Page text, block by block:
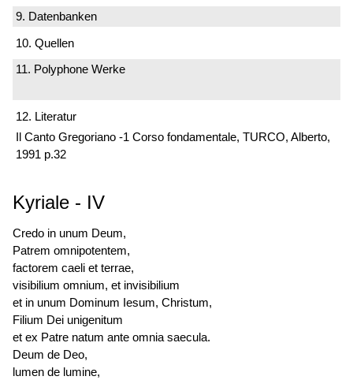
9. Datenbanken
10. Quellen
11. Polyphone Werke
12. Literatur
Il Canto Gregoriano -1 Corso fondamentale, TURCO, Alberto,
1991 p.32
Kyriale - IV
Credo in unum Deum,
Patrem omnipotentem,
factorem caeli et terrae,
visibilium omnium, et invisibilium
et in unum Dominum Iesum, Christum,
Filium Dei unigenitum
et ex Patre natum ante omnia saecula.
Deum de Deo,
lumen de lumine,